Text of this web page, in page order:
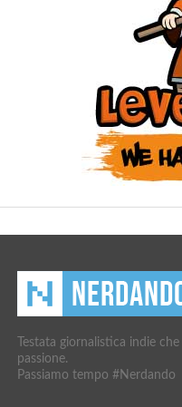
Testata giornalistica indie
passione.
Passiamo tempo #Nerdando